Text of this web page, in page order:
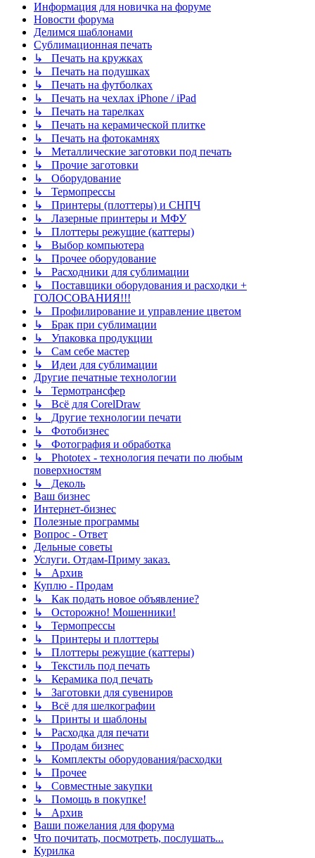
Информация для новичка на форуме
Новости форума
Делимся шаблонами
Сублимационная печать
↳ Печать на кружках
↳ Печать на подушках
↳ Печать на футболках
↳ Печать на чехлах iPhone / iPad
↳ Печать на тарелках
↳ Печать на керамической плитке
↳ Печать на фотокамнях
↳ Металлические заготовки под печать
↳ Прочие заготовки
↳ Оборудование
↳ Термопрессы
↳ Принтеры (плоттеры) и СНПЧ
↳ Лазерные принтеры и МФУ
↳ Плоттеры режущие (каттеры)
↳ Выбор компьютера
↳ Прочее оборудование
↳ Расходники для сублимации
↳ Поставщики оборудования и расходки +
ГОЛОСОВАНИЯ!!!
↳ Профилирование и управление цветом
↳ Брак при сублимации
↳ Упаковка продукции
↳ Сам себе мастер
↳ Идеи для сублимации
Другие печатные технологии
↳ Термотрансфер
↳ Всё для CorelDraw
↳ Другие технологии печати
↳ Фотобизнес
↳ Фотография и обработка
↳ Phototex - технология печати по любым
поверхностям
↳ Деколь
Ваш бизнес
Интернет-бизнес
Полезные программы
Вопрос - Ответ
Дельные советы
Услуги. Отдам-Приму заказ.
↳ Архив
Куплю - Продам
↳ Как подать новое объявление?
↳ Осторожно! Мошенники!
↳ Термопрессы
↳ Принтеры и плоттеры
↳ Плоттеры режущие (каттеры)
↳ Текстиль под печать
↳ Керамика под печать
↳ Заготовки для сувениров
↳ Всё для шелкографии
↳ Принты и шаблоны
↳ Расходка для печати
↳ Продам бизнес
↳ Комплекты оборудования/расходки
↳ Прочее
↳ Совместные закупки
↳ Помощь в покупке!
↳ Архив
Ваши пожелания для форума
Что почитать, посмотреть, послушать...
Курилка